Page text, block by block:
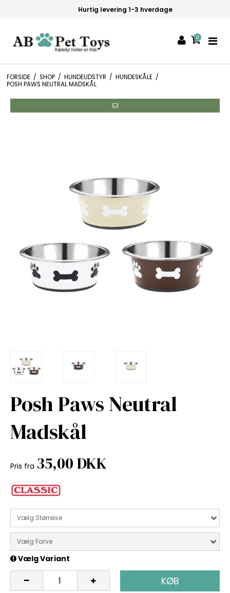
Hurtig levering 1-3 hverdage
0
FORSIDE / SHOP / HUNDEUDSTYR / HUNDESKÅLE /
POSH PAWS NEUTRAL MADSKÅL
Posh Paws Neutral
Madskål
Pris fra 35,00 DKK
Vælg Størrelse
Vælg Farve
Vælg Variant
KØB